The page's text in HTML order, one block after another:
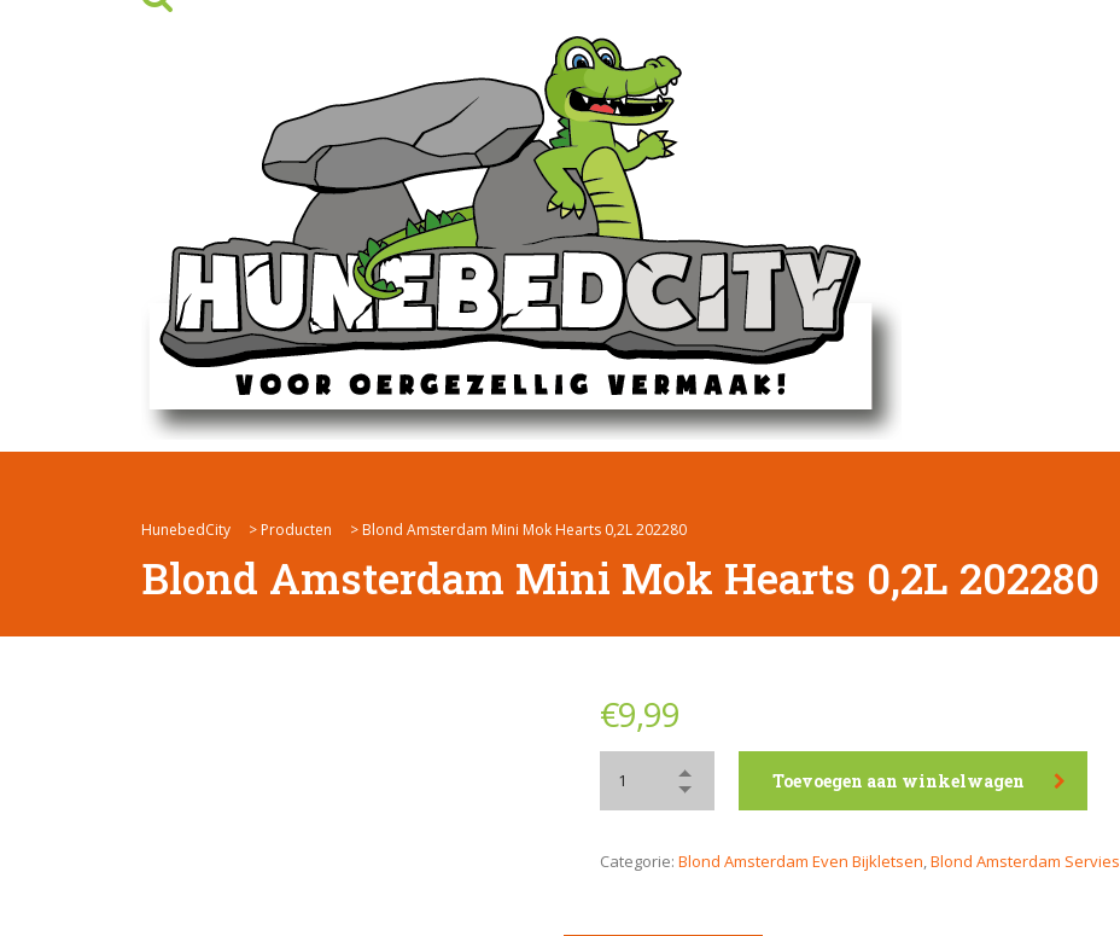
HunebedCity > Producten > Blond Amsterdam Mini Mok Hearts 0,2L 202280
Blond Amsterdam Mini Mok Hearts 0,2L 202280
€9,99
Toevoegen aan winkelwagen
Categorie: Blond Amsterdam Even Bijkletsen,Blond Amsterdam Servies